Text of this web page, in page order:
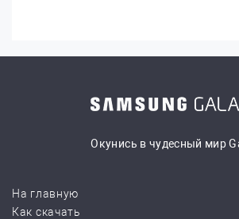
Окунись в чудесный мир
На главную
Как скачать